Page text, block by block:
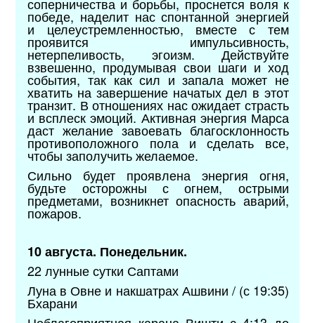
победе, наделит нас спонтанной энергией
и целеустремленностью, вместе с тем
проявится импульсивность,
нетерпеливость, эгоизм. Действуйте
взвешенно, продумывая свои шаги и ход
события, так как сил и запала может не
хватить на завершение начатых дел в этот
транзит. В отношениях нас ожидает страсть
и всплеск эмоций. Активная энергия Марса
даст желание завоевать благосклонность
противоположного пола и сделать все,
чтобы заполучить желаемое.
Сильно будет проявлена энергия огня,
будьте осторожны с огнем, острыми
предметами, возникнет опасность аварий,
пожаров.
10 августа. Понедельник.
22 лунные сутки Саптами
Луна в Овне и накшатрах Ашвини / (с 19:35)
Бхарани